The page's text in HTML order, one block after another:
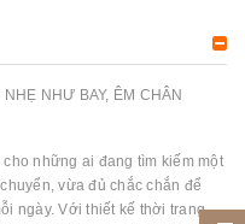
NHƯ BAY, ÊM CHÂN
những ai đang tìm kiếm một
vừa đủ chắc chắn để
ngày. Với thiết kế thời trang,